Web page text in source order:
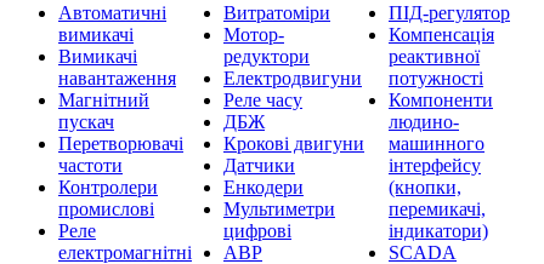
Автоматичні
вимикачі
Вимикачі
навантаження
Магнітний
пускач
Перетворювачі
частоти
Контролери
промислові
Реле
електромагнітні
Витратоміри
Мотор-
редуктори
Електродвигуни
Реле часу
ДБЖ
Крокові двигуни
Датчики
Енкодери
Мультиметри
цифрові
АВР
ПІД-регулятор
Компенсація
реактивної
потужності
Компоненти
людино-
машинного
інтерфейсу
(кнопки,
перемикачі,
індикатори)
SCADA